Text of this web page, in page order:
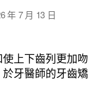
年 7 月 13 日
上下齒列更加吻
牙醫師的牙齒矯